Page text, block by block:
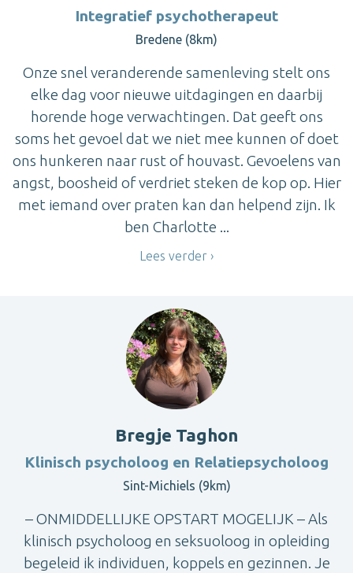
Integratief psychotherapeut
Bredene (8km)
Onze snel veranderende samenleving stelt ons
elke dag voor nieuwe uitdagingen en daarbij
horende hoge verwachtingen. Dat geeft ons
soms het gevoel dat we niet mee kunnen of doet
ons hunkeren naar rust of houvast. Gevoelens van
angst, boosheid of verdriet steken de kop op. Hier
met iemand over praten kan dan helpend zijn. Ik
ben Charlotte ...
Lees verder
Bregje Taghon
Klinisch psycholoog en Relatiepsycholoog
Sint-Michiels (9km)
– ONMIDDELLIJKE OPSTART MOGELIJK – Als
klinisch psycholoog en seksuoloog in opleiding
begeleid ik individuen, koppels en gezinnen. Je